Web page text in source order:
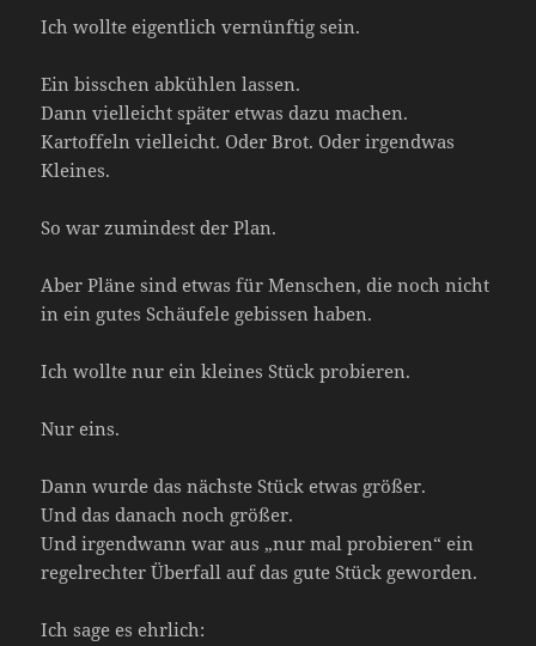
Ich wollte eigentlich vernünftig sein.
Ein bisschen abkühlen lassen.
Dann vielleicht später etwas dazu machen.
Kartoffeln vielleicht. Oder Brot. Oder irgendwas
Kleines.
So war zumindest der Plan.
Aber Pläne sind etwas für Menschen, die noch nicht
in ein gutes Schäufele gebissen haben.
Ich wollte nur ein kleines Stück probieren.
Nur eins.
Dann wurde das nächste Stück etwas größer.
Und das danach noch größer.
Und irgendwann war aus „nur mal probieren“ ein
regelrechter Überfall auf das gute Stück geworden.
Ich sage es ehrlich: